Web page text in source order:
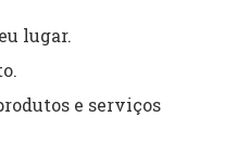
lugar.
e serviços